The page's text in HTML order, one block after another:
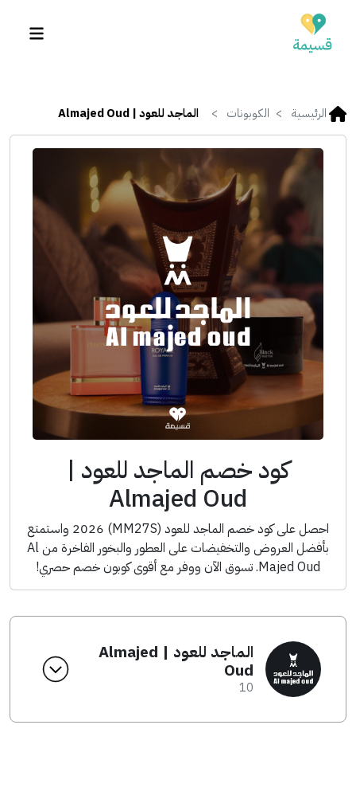
الرئيسية الكوبونات الماجد للعود | Almajed Oud
كود خصم الماجد للعود |
Almajed Oud
احصل على كود خصم الماجد للعود (MM27S) 2026 واستمتع
بأفضل العروض والتخفيضات على العطور والبخور الفاخرة من Al
Majed Oud. تسوق الآن ووفر مع أقوى كوبون خصم حصري!
الماجد للعود | Almajed
Oud
10